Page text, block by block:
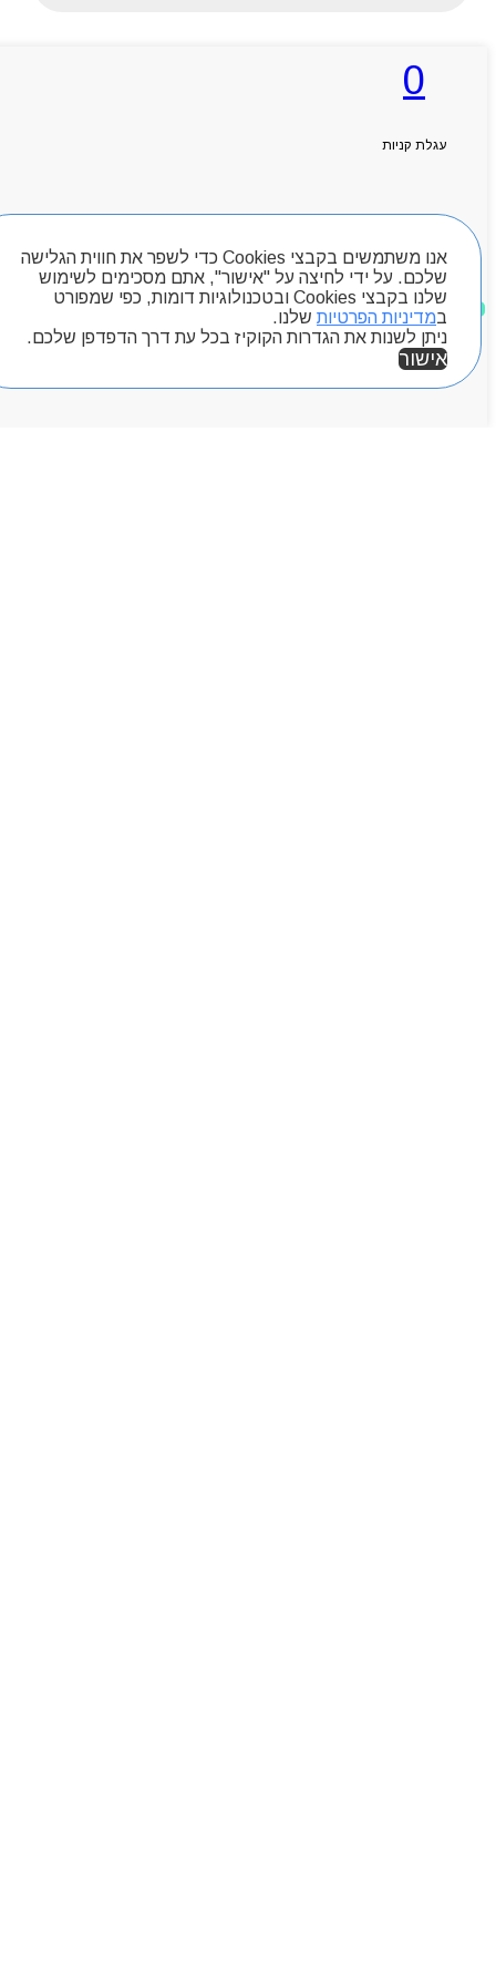
אנו משתמשים בקבצי Cookies כדי לשפר את חווית הגלישה
שלכם. על ידי לחיצה על "אישור", אתם מסכימים לשימוש
שלנו בקבצי Cookies ובטכנולוגיות דומות, כפי שמפורט
במדיניות הפרטיות שלנו.
ניתן לשנות את הגדרות הקוקיז בכל עת דרך הדפדפן שלכם.
אישור
0
עגלת קניות
חיפוש מוצרים
מוצרים שאהבתי
ראשי
קטלוג מוצרים